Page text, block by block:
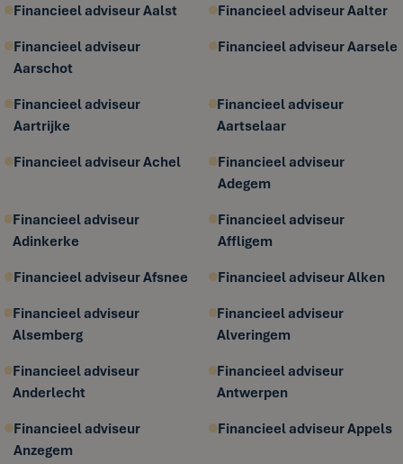
Financieel adviseur Aalst
Financieel adviseur Aalter
Financieel adviseur
Aarschot
Financieel adviseur Aarsele
Financieel adviseur
Aartrijke
Financieel adviseur
Aartselaar
Financieel adviseur Achel
Financieel adviseur
Adegem
Financieel adviseur
Adinkerke
Financieel adviseur
Affligem
Financieel adviseur Afsnee
Financieel adviseur Alken
Financieel adviseur
Alsemberg
Financieel adviseur
Alveringem
Financieel adviseur
Anderlecht
Financieel adviseur
Antwerpen
Financieel adviseur
Anzegem
Financieel adviseur Appels